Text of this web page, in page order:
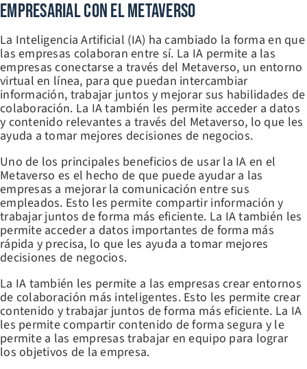
Empresarial Con El Metaverso
La Inteligencia Artificial (IA) ha cambiado la forma en que
las empresas colaboran entre sí. La IA permite a las
empresas conectarse a través del Metaverso, un entorno
virtual en línea, para que puedan intercambiar
información, trabajar juntos y mejorar sus habilidades de
colaboración. La IA también les permite acceder a datos
y contenido relevantes a través del Metaverso, lo que les
ayuda a tomar mejores decisiones de negocios.
Uno de los principales beneficios de usar la IA en el
Metaverso es el hecho de que puede ayudar a las
empresas a mejorar la comunicación entre sus
empleados. Esto les permite compartir información y
trabajar juntos de forma más eficiente. La IA también les
permite acceder a datos importantes de forma más
rápida y precisa, lo que les ayuda a tomar mejores
decisiones de negocios.
La IA también les permite a las empresas crear entornos
de colaboración más inteligentes. Esto les permite crear
contenido y trabajar juntos de forma más eficiente. La IA
les permite compartir contenido de forma segura y le
permite a las empresas trabajar en equipo para lograr
los objetivos de la empresa.